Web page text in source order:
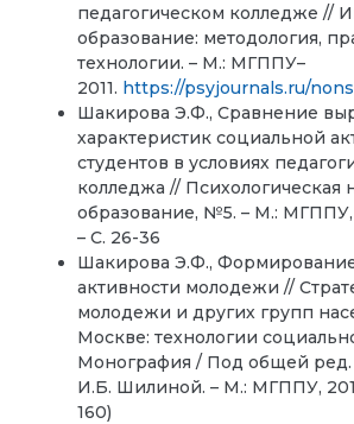
педагогическом колледже //
образование: методология,
технологии. – М.: МГППУ–
2011. https://psyjournals.ru/
Шакирова Э.Ф., Сравнение
характеристик социальной
студентов в условиях
колледжа // Психологическая
образование, №5. – М.:
– С. 26-36
Шакирова Э.Ф.,
активности молодежи //
молодежи и других групп
Москве: технологии
Монография / Под общей ред.
И.Б. Шилиной. – М.: МГППУ,
160)